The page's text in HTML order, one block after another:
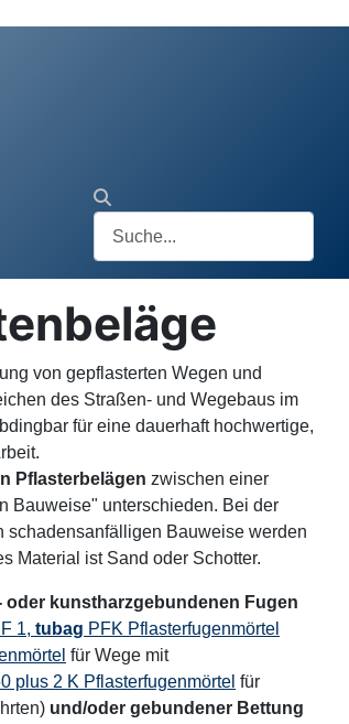
von gepflasterten Wegen und
des Straßen- und Wegebaus im
für eine dauerhaft hochwertige,
Pflasterbelägen zwischen einer
Bauweise" unterschieden. Bei der
schadensanfälligen Bauweise werden
Material ist Sand oder Schotter.
oder kunstharzgebundenen Fugen
1, tubag PFK Pflasterfugenmörtel
für Wege mit
plus 2 K Pflasterfugenmörtel für
und/oder gebundener Bettung